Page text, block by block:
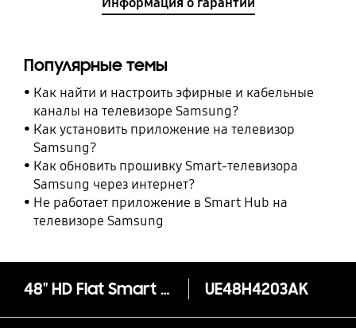
Популярные темы
Как найти и настроить эфирные и кабельные
каналы на телевизоре Samsung?
Как установить приложение на телевизор
Samsung?
Как обновить прошивку Smart-телевизора
Samsung через интернет?
Не работает приложение в Smart Hub на
телевизоре Samsung
48" HD Flat Smart TV H4203 Series 4 UE48H4203AK